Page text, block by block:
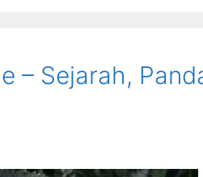
– Sejarah,